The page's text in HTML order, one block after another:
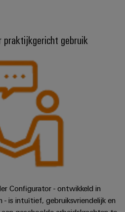
niveau - intuïtief,
ongecompliceerd,
praktijkgericht gebruik
Configurator - ontwikkeld in
is intuïtief, gebruiksvriendelijk en